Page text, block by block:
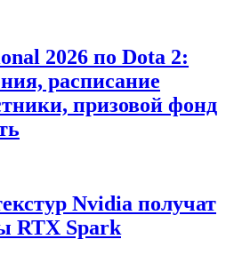
2026 по Dota 2:
расписание
призовой фонд
Nvidia получат
RTX Spark